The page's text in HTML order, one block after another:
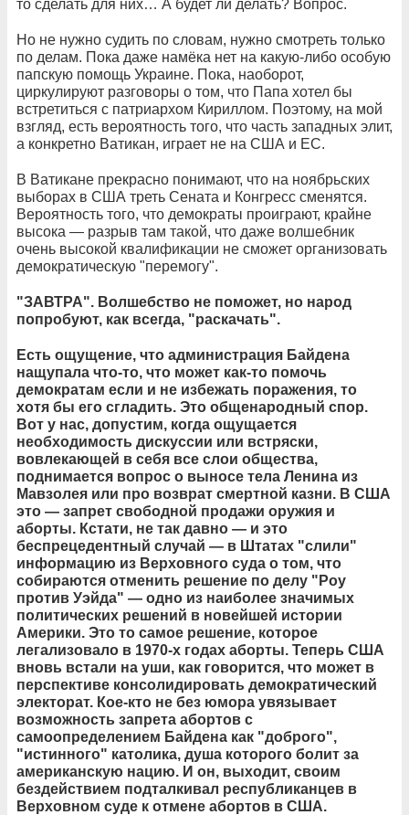
то сделать для них… А будет ли делать? Вопрос.
Но не нужно судить по словам, нужно смотреть только
по делам. Пока даже намёка нет на какую-либо особую
папскую помощь Украине. Пока, наоборот,
циркулируют разговоры о том, что Папа хотел бы
встретиться с патриархом Кириллом. Поэтому, на мой
взгляд, есть вероятность того, что часть западных элит,
а конкретно Ватикан, играет не на США и ЕС.
В Ватикане прекрасно понимают, что на ноябрьских
выборах в США треть Сената и Конгресс сменятся.
Вероятность того, что демократы проиграют, крайне
высока — разрыв там такой, что даже волшебник
очень высокой квалификации не сможет организовать
демократическую "перемогу".
"ЗАВТРА". Волшебство не поможет, но народ
попробуют, как всегда, "раскачать".
Есть ощущение, что администрация Байдена
нащупала что-то, что может как-то помочь
демократам если и не избежать поражения, то
хотя бы его сгладить. Это общенародный спор.
Вот у нас, допустим, когда ощущается
необходимость дискуссии или встряски,
вовлекающей в себя все слои общества,
поднимается вопрос о выносе тела Ленина из
Мавзолея или про возврат смертной казни. В США
это — запрет свободной продажи оружия и
аборты. Кстати, не так давно — и это
беспрецедентный случай — в Штатах "слили"
информацию из Верховного суда о том, что
собираются отменить решение по делу "Роу
против Уэйда" — одно из наиболее значимых
политических решений в новейшей истории
Америки. Это то самое решение, которое
легализовало в 1970-х годах аборты. Теперь США
вновь встали на уши, как говорится, что может в
перспективе консолидировать демократический
электорат. Кое-кто не без юмора увязывает
возможность запрета абортов с
самоопределением Байдена как "доброго",
"истинного" католика, душа которого болит за
американскую нацию. И он, выходит, своим
бездействием подталкивал республиканцев в
Верховном суде к отмене абортов в США.